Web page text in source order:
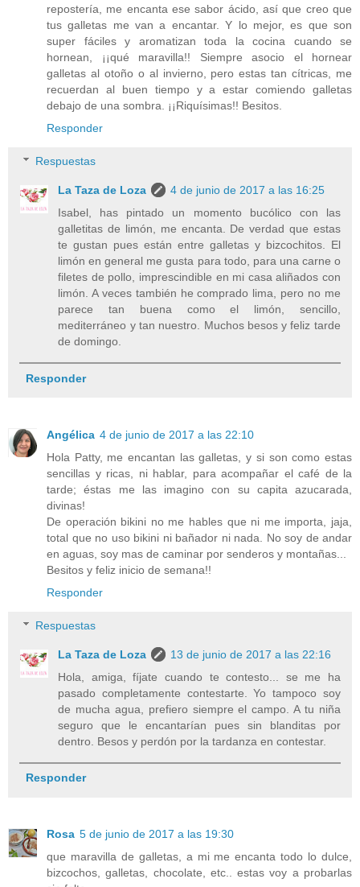
repostería, me encanta ese sabor ácido, así que creo que
tus galletas me van a encantar. Y lo mejor, es que son
super fáciles y aromatizan toda la cocina cuando se
hornean, ¡¡qué maravilla!! Siempre asocio el hornear
galletas al otoño o al invierno, pero estas tan cítricas, me
recuerdan al buen tiempo y a estar comiendo galletas
debajo de una sombra. ¡¡Riquísimas!! Besitos.
Responder
Respuestas
La Taza de Loza
4 de junio de 2017 a las 16:25
Isabel, has pintado un momento bucólico con las
galletitas de limón, me encanta. De verdad que estas
te gustan pues están entre galletas y bizcochitos. El
limón en general me gusta para todo, para una carne o
filetes de pollo, imprescindible en mi casa aliñados con
limón. A veces también he comprado lima, pero no me
parece tan buena como el limón, sencillo,
mediterráneo y tan nuestro. Muchos besos y feliz tarde
de domingo.
Responder
Angélica 4 de junio de 2017 a las 22:10
Hola Patty, me encantan las galletas, y si son como estas
sencillas y ricas, ni hablar, para acompañar el café de la
tarde; éstas me las imagino con su capita azucarada,
divinas!
De operación bikini no me hables que ni me importa, jaja,
total que no uso bikini ni bañador ni nada. No soy de andar
en aguas, soy mas de caminar por senderos y montañas...
Besitos y feliz inicio de semana!!
Responder
Respuestas
La Taza de Loza
13 de junio de 2017 a las 22:16
Hola, amiga, fíjate cuando te contesto... se me ha
pasado completamente contestarte. Yo tampoco soy
de mucha agua, prefiero siempre el campo. A tu niña
seguro que le encantarían pues sin blanditas por
dentro. Besos y perdón por la tardanza en contestar.
Responder
Rosa 5 de junio de 2017 a las 19:30
que maravilla de galletas, a mi me encanta todo lo dulce,
bizcochos, galletas, chocolate, etc.. estas voy a probarlas